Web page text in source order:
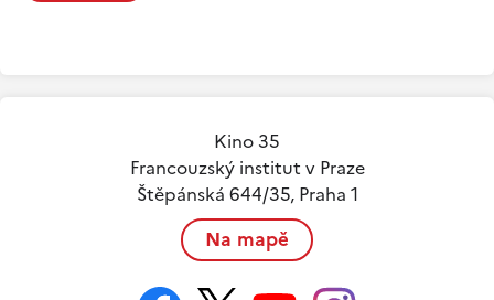
Kino 35
Francouzský institut v Praze
Štěpánská 644/35, Praha 1
Na mapě